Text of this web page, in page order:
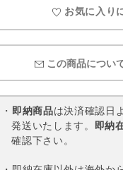
お気に入り
この商品につい
・ 即納商品は決済確認日
発送いたします。
即納
確認下さい。